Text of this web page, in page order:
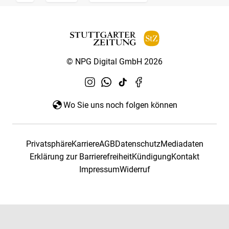
© NPG Digital GmbH 2026
Wo Sie uns noch folgen können
PrivatsphäreKarriereAGBDatenschutzMediadaten
Erklärung zur BarrierefreiheitKündigungKontakt
ImpressumWiderruf